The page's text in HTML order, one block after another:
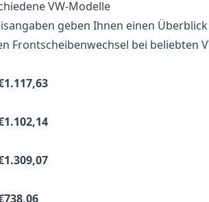
VW-Modelle
geben Ihnen einen
Frontscheibenwechsel bei beliebten